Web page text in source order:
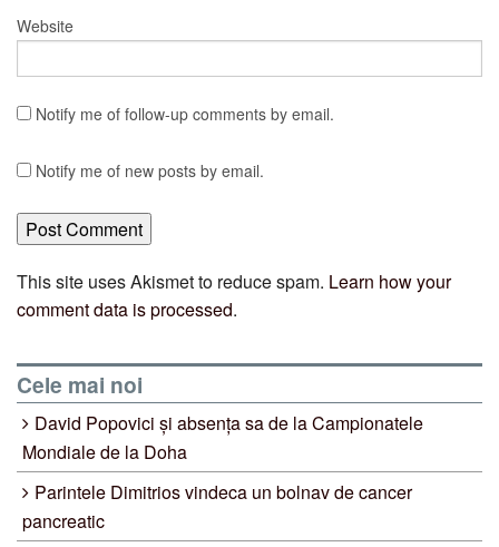
Website
Notify me of follow-up comments by email.
Notify me of new posts by email.
This site uses Akismet to reduce spam. Learn how your
comment data is processed.
Cele mai noi
David Popovici și absența sa de la Campionatele
Mondiale de la Doha
Parintele Dimitrios vindeca un bolnav de cancer
pancreatic